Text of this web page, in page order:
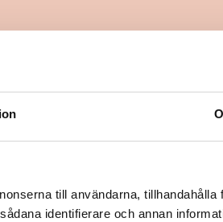
till användarna, tillhandahålla
identifierare och annan